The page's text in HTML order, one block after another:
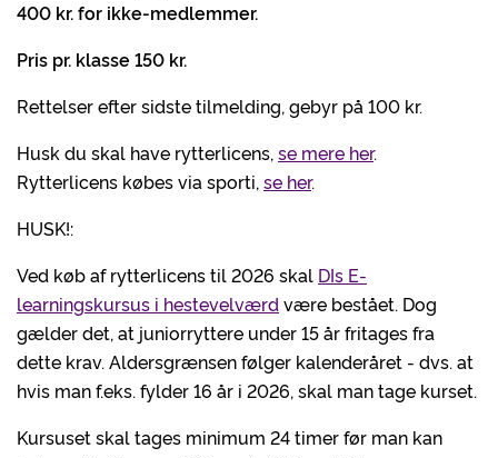
400 kr. for ikke-medlemmer.
Pris pr. klasse 150 kr.
Rettelser efter sidste tilmelding, gebyr på 100 kr.
Husk du skal have rytterlicens,se mere her.
Rytterlicens købes via sporti,se her.
HUSK!:
Ved køb af rytterlicens til 2026 skal DIs E-
learningskursus i hestevelværdvære bestået. Dog
gælder det, at juniorryttere under 15 år fritages fra
dette krav. Aldersgrænsen følger kalenderåret - dvs. at
hvis man f.eks. fylder 16 år i 2026, skal man tage kurset.
Kursuset skal tages minimum 24 timer før man kan